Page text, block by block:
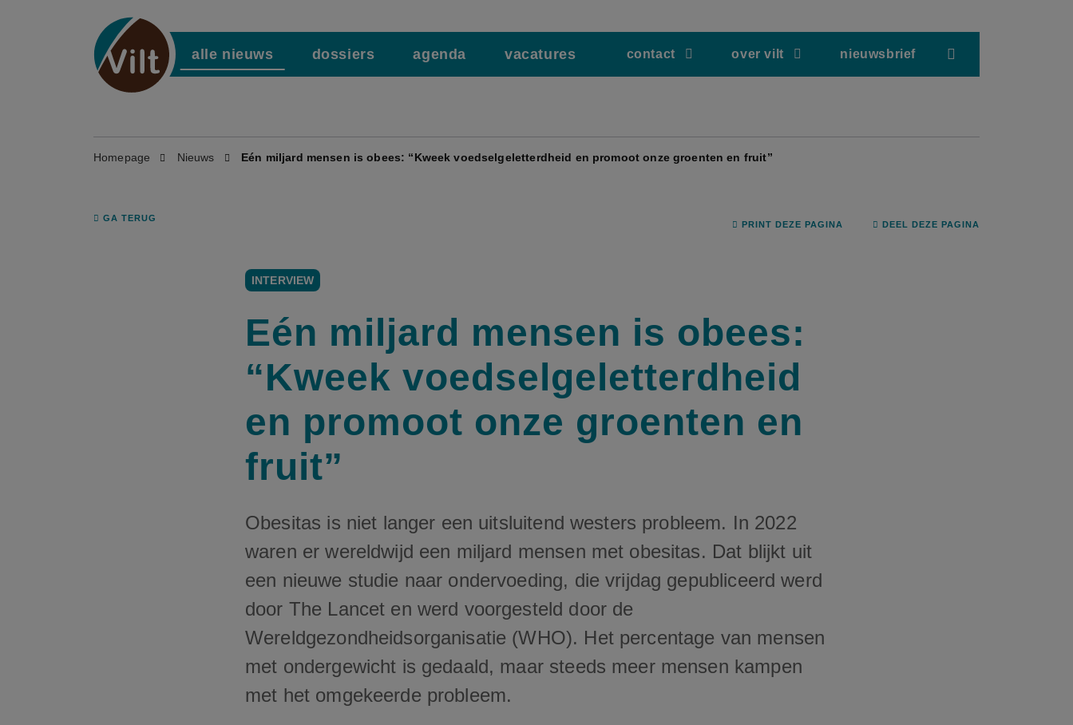
alle nieuws dossiers agenda vacatures contact over vilt nieuwsbrief
Homepage Nieuws Eén miljard mensen is obees: “Kweek voedselgeletterdheid en promoot onze groenten en fruit”
GA TERUG
PRINT DEZE PAGINA DEEL DEZE PAGINA
INTERVIEW
Eén miljard mensen is obees:
“Kweek voedselgeletterdheid
en promoot onze groenten en
fruit”
Obesitas is niet langer een uitsluitend westers probleem. In 2022
waren er wereldwijd een miljard mensen met obesitas. Dat blijkt uit
een nieuwe studie naar ondervoeding, die vrijdag gepubliceerd werd
door The Lancet en werd voorgesteld door de
Wereldgezondheidsorganisatie (WHO). Het percentage van mensen
met ondergewicht is gedaald, maar steeds meer mensen kampen
met het omgekeerde probleem.